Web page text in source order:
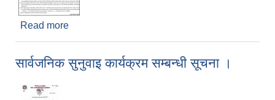
Read more
सार्वजनिक सुनुवाइ कार्यक्रम सम्बन्धी सूचना ।